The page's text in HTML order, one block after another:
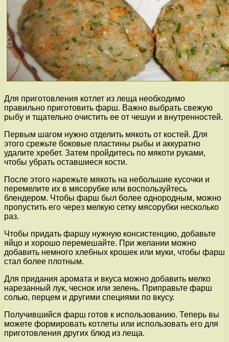
Для приготовления котлет из леща необходимо
правильно приготовить фарш. Важно выбрать свежую
рыбу и тщательно очистить ее от чешуи и внутренностей.
Первым шагом нужно отделить мякоть от костей. Для
этого срежьте боковые пластины рыбы и аккуратно
удалите хребет. Затем пройдитесь по мякоти руками,
чтобы убрать оставшиеся кости.
После этого нарежьте мякоть на небольшие кусочки и
перемелите их в мясорубке или воспользуйтесь
блендером. Чтобы фарш был более однородным, можно
пропустить его через мелкую сетку мясорубки несколько
раз.
Чтобы придать фаршу нужную консистенцию, добавьте
яйцо и хорошо перемешайте. При желании можно
добавить немного хлебных крошек или муки, чтобы фарш
стал более плотным.
Для придания аромата и вкуса можно добавить мелко
нарезанный лук, чеснок или зелень. Приправьте фарш
солью, перцем и другими специями по вкусу.
Получившийся фарш готов к использованию. Теперь вы
можете формировать котлеты или использовать его для
приготовления других блюд из леща.